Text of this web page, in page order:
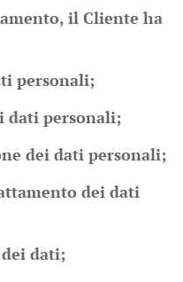
il Cliente ha
personali;
dati personali;
dei dati personali;
dei dati
dati;